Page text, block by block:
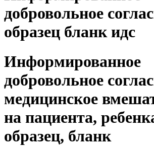
добровольное
образец бланк идс
Информированное
добровольное
медицинское
на пациента,
образец, бланк